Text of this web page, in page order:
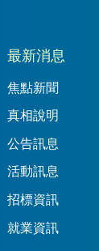
最新消息
焦點新聞
真相說明
公告訊息
活動訊息
招標資訊
就業資訊